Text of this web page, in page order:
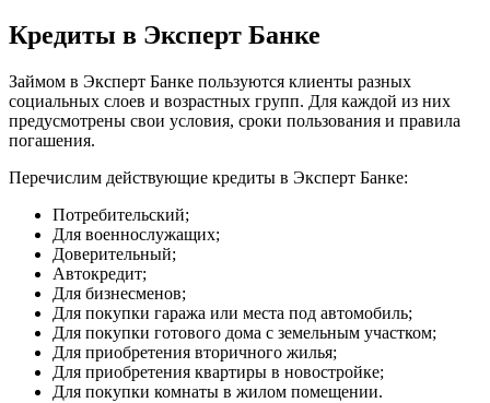
Кредиты в Эксперт Банке
Займом в Эксперт Банке пользуются клиенты разных
социальных слоев и возрастных групп. Для каждой из них
предусмотрены свои условия, сроки пользования и правила
погашения.
Перечислим действующие кредиты в Эксперт Банке:
Потребительский;
Для военнослужащих;
Доверительный;
Автокредит;
Для бизнесменов;
Для покупки гаража или места под автомобиль;
Для покупки готового дома с земельным участком;
Для приобретения вторичного жилья;
Для приобретения квартиры в новостройке;
Для покупки комнаты в жилом помещении.